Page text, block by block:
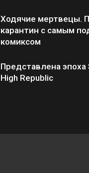
Ходячие мертвецы.
карантин с самым
комиксом
Представлена эпоха
High Republic